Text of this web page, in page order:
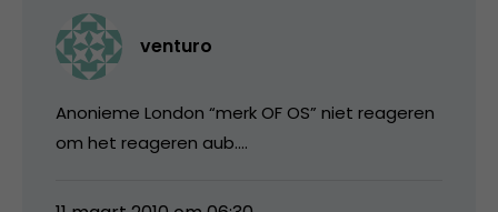
venturo
Anonieme London “merk OF OS” niet reageren
om het reageren aub….